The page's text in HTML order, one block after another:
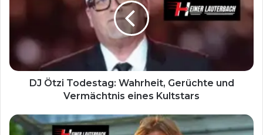
DJ Ötzi Todestag: Wahrheit, Gerüchte und
Vermächtnis eines Kultstars